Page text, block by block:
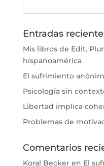
Entradas
Mis libros de Edit.
hispanoamérica
El sufrimiento
Psicología sin
Libertad implica
Problemas de
Comentarios
Koral Beckeren El